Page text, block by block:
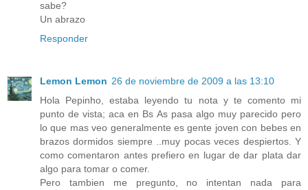
sabe?
Un abrazo
Responder
Lemon Lemon 26 de noviembre de 2009 a las 13:10
Hola Pepinho, estaba leyendo tu nota y te comento mi
punto de vista; aca en Bs As pasa algo muy parecido pero
lo que mas veo generalmente es gente joven con bebes en
brazos dormidos siempre ..muy pocas veces despiertos. Y
como comentaron antes prefiero en lugar de dar plata dar
algo para tomar o comer.
Pero tambien me pregunto, no intentan nada para